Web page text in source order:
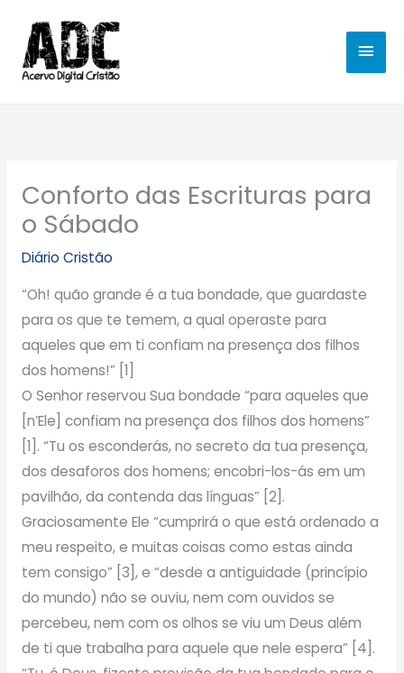
para
conteúdo
Conforto das Escrituras para
o Sábado
Diário Cristão
“Oh! quão grande é a tua bondade, que guardaste
para os que te temem, a qual operaste para
aqueles que em ti confiam na presença dos filhos
dos homens!” [1]
O Senhor reservou Sua bondade “para aqueles que
[n’Ele] confiam na presença dos filhos dos homens”
[1]. “Tu os esconderás, no secreto da tua presença,
dos desaforos dos homens; encobri-los-ás em um
pavilhão, da contenda das línguas” [2].
Graciosamente Ele “cumprirá o que está ordenado a
meu respeito, e muitas coisas como estas ainda
tem consigo” [3], e “desde a antiguidade (princípio
do mundo) não se ouviu, nem com ouvidos se
percebeu, nem com os olhos se viu um Deus além
de ti que trabalha para aquele que nele espera” [4].